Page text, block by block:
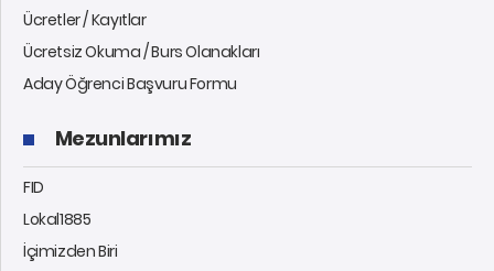
Ücretler / Kayıtlar
Ücretsiz Okuma / Burs Olanakları
Aday Öğrenci Başvuru Formu
Mezunlarımız
FID
Lokal1885
İçimizden Biri